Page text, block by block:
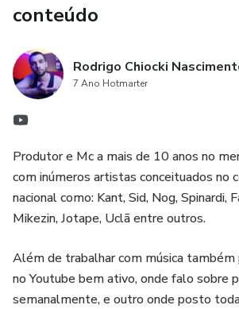
conteúdo
Rodrigo Chiocki
7 Ano Hotmarter
Produtor e Mc a mais de 10 anos no
com inúmeros artistas conceituados no
nacional como: Kant, Sid, Nog, Spinardi,
Mikezin, Jotape, Uclã entre outros.
Além de trabalhar com música também
no Youtube bem ativo, onde falo sobre
semanalmente, e outro onde posto